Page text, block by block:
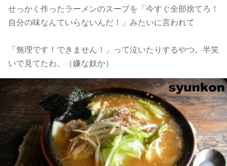
せっかく作ったラーメンのスープを「今すぐ全部捨てろ！
自分の味なんていらないんだ！」みたいに言われて
「無理です！できません！」って泣いたりするやつ。半笑
いで見てたわ。（嫌な奴か）